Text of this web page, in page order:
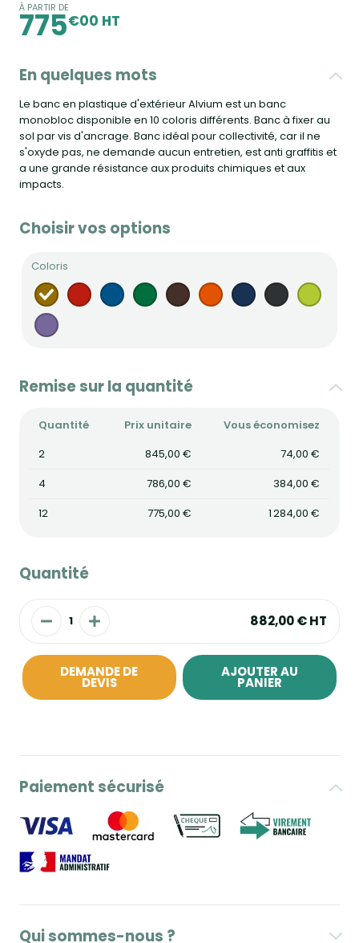
À PARTIR DE
775€00 HT
En quelques mots
Le banc en plastique d'extérieur Alvium est un banc
monobloc disponible en 10 coloris différents. Banc à fixer au
sol par vis d'ancrage. Banc idéal pour collectivité, car il ne
s'oxyde pas, ne demande aucun entretien, est anti graffitis et
a une grande résistance aux produits chimiques et aux
impacts.
Choisir vos options
Coloris
Remise sur la quantité
Quantité Prix unitaire
Vous économisez
2
845,00 €
74,00 €
4
786,00 €
384,00 €
12
775,00 € 1 284,00 €
Quantité
882,00 €HT
DEMANDE DE
DEVIS
AJOUTER AU
PANIER
Paiement sécurisé
Qui sommes-nous ?